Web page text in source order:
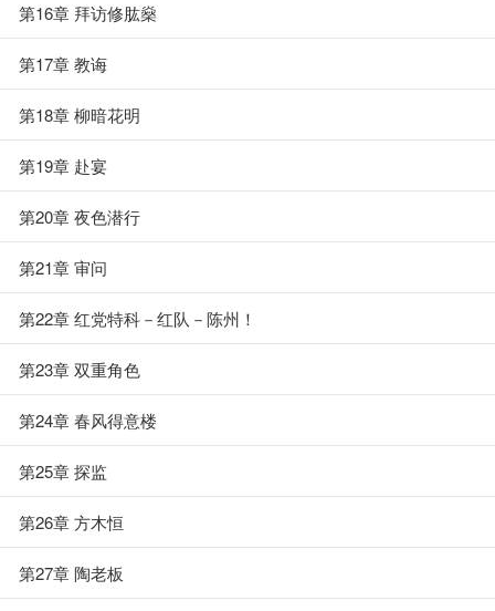
第16章 拜访修肱燊
第17章 教诲
第18章 柳暗花明
第19章 赴宴
第20章 夜色潜行
第21章 审问
第22章 红党特科－红队－陈州！
第23章 双重角色
第24章 春风得意楼
第25章 探监
第26章 方木恒
第27章 陶老板